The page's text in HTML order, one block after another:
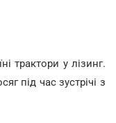
трактори у лізинг.
під час зустрічі з